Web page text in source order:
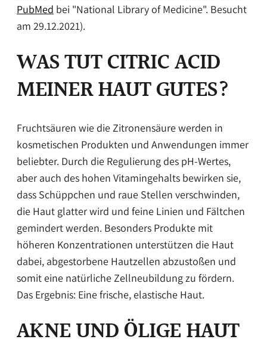
PubMed bei "National Library of Medicine". Besucht
am 29.12.2021).
WAS TUT CITRIC ACID
MEINER HAUT GUTES?
Fruchtsäuren wie die Zitronensäure werden in
kosmetischen Produkten und Anwendungen immer
beliebter. Durch die Regulierung des pH-Wertes,
aber auch des hohen Vitamingehalts bewirken sie,
dass Schüppchen und raue Stellen verschwinden,
die Haut glatter wird und feine Linien und Fältchen
gemindert werden. Besonders Produkte mit
höheren Konzentrationen unterstützen die Haut
dabei, abgestorbene Hautzellen abzustoßen und
somit eine natürliche Zellneubildung zu fördern.
Das Ergebnis: Eine frische, elastische Haut.
AKNE UND ÖLIGE HAUT